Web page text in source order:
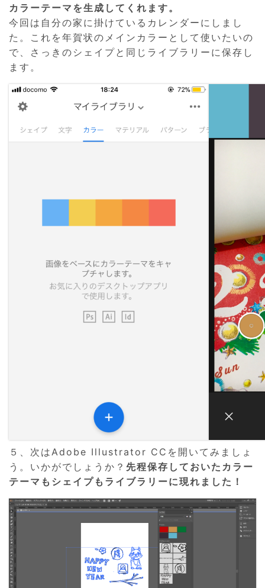
カラーテーマを生成してくれます。
今回は自分の家に掛けているカレンダーにしまし
た。これを年賀状のメインカラーとして使いたいの
で、さっきのシェイプと同じライブラリーに保存し
ます。
５、次はAdobe Illustrator CCを開いてみましょ
う。いかがでしょうか？ 先程保存しておいたカラー
テーマもシェイプもライブラリーに現れました！